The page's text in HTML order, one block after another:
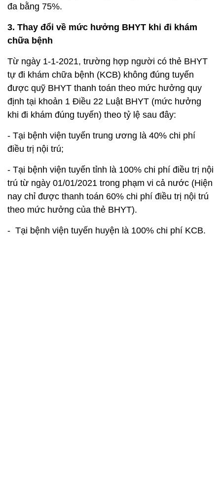
được quỹ BHYT thanh toán theo mức hưởng quy
định tại khoản 1 Điều 22 Luật BHYT (mức hưởng
khi đi khám đúng tuyến) theo tỷ lệ sau đây:
- Tại bệnh viện tuyến trung ương là 40% chi phí
điều trị nội trú;
- Tại bệnh viện tuyến tỉnh là 100% chi phí điều trị nội
trú từ ngày 01/01/2021 trong phạm vi cả nước (Hiện
nay chỉ được thanh toán 60% chi phí điều trị nội trú
theo mức hưởng của thẻ BHYT).